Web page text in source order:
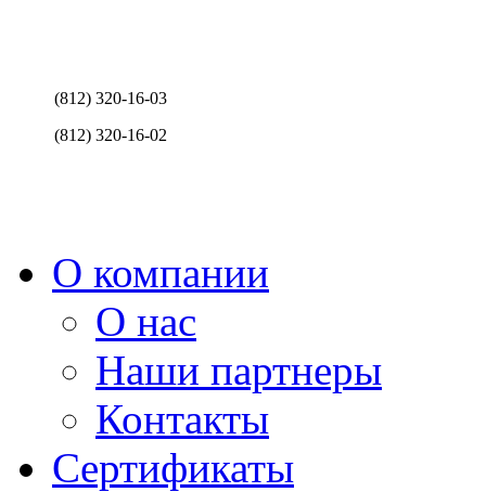
(812) 320-16-03
(812) 320-16-02
О компании
О нас
Наши партнеры
Контакты
Сертификаты